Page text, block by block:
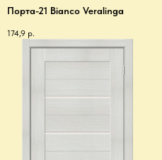
Порта-21 Bianco Veralinga
174,9 р.